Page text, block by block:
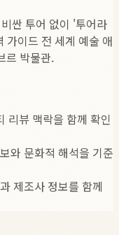
싼 투어 없이 '투어라
가이드 전 세계 예술 애
르 박물관.
리뷰 맥락을 함께 확인
와 문화적 해석을 기준
제조사 정보를 함께